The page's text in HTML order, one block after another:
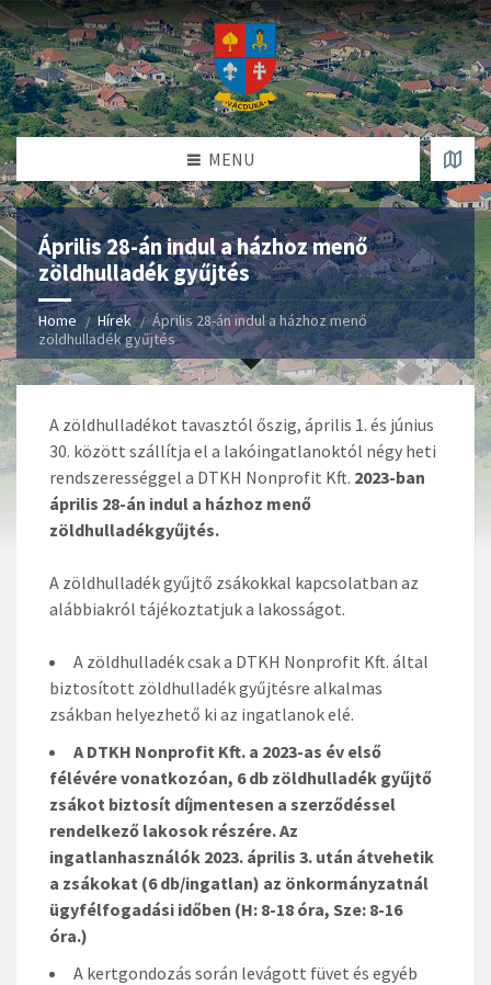
MENU
Április 28-án indul a házhoz menő
zöldhulladék gyűjtés
Home Hírek
Április 28-án indul a házhoz menő
zöldhulladék gyűjtés
A zöldhulladékot tavasztól őszig, április 1. és június
30. között szállítja el a lakóingatlanoktól négy heti
rendszerességgel a DTKH Nonprofit Kft. 2023-ban
április 28-án indul a házhoz menő
zöldhulladékgyűjtés.
A zöldhulladék gyűjtő zsákokkal kapcsolatban az
alábbiakról tájékoztatjuk a lakosságot.
A zöldhulladék csak a DTKH Nonprofit Kft. által
biztosított zöldhulladék gyűjtésre alkalmas
zsákban helyezhető ki az ingatlanok elé.
A DTKH Nonprofit Kft. a 2023-as év első
félévére vonatkozóan, 6 db zöldhulladék gyűjtő
zsákot biztosít díjmentesen a szerződéssel
rendelkező lakosok részére. Az
ingatlanhasználók 2023. április 3. után átvehetik
a zsákokat (6 db/ingatlan) az önkormányzatnál
ügyfélfogadási időben (H: 8-18 óra, Sze: 8-16
óra.)
A kertgondozás során levágott füvet és egyéb